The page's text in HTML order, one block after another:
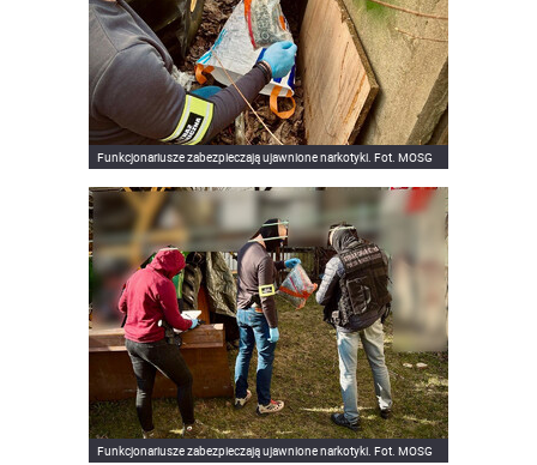
Funkcjonariusze zabezpieczają ujawnione narkotyki. Fot. MOSG
Funkcjonariusze zabezpieczają ujawnione narkotyki. Fot. MOSG